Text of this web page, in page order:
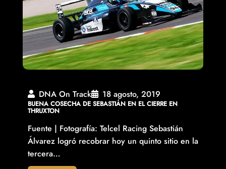
DNA On Track 18 agosto, 2019
BUENA COSECHA DE SEBASTIÁN EN EL CIERRE EN
THRUXTON
Fuente | Fotografía: Telcel Racing Sebastián
Álvarez logró recobrar hoy un quinto sitio en la
tercera…